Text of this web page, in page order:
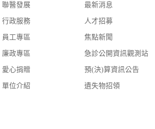
聯醫發展
行政服務
員工專區
廉政專區
愛心捐贈
單位介紹
最新消息
人才招募
焦點新聞
急診公開資訊觀測站
預(決)算資訊公告
遺失物招領